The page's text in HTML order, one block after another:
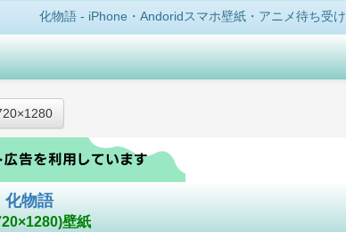
化物語 - iPhone・Andoridスマホ壁紙・アニメ待ち受け
化物語
壁紙